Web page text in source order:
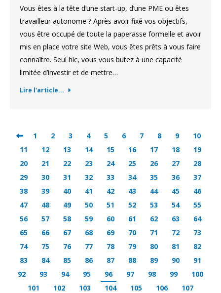
Vous êtes à la tête d’une start-up, d’une PME ou êtes
travailleur autonome ? Après avoir fixé vos objectifs,
vous être occupé de toute la paperasse formelle et avoir
mis en place votre site Web, vous êtes prêts à vous faire
connaître. Seul hic, vous vous butez à une capacité
limitée d’investir et de mettre…
Lire l'article...
1 2 3 4 5 6 7 8 9
10
11
12 13 14 15 16 17 18
19
20
21 22 23 24 25 26 27
28
29
30 31 32 33 34 35 36
37
38
39 40 41 42 43 44 45
46
47
48 49 50 51 52 53 54
55
56
57 58 59 60 61 62 63
64
65
66 67 68 69 70 71 72
73
74
75 76 77 78 79 80 81
82
83
84 85 86 87 88 89 90
91
92
93 94 95 96 97 98 99
100
101
102 103 104 105 106
107